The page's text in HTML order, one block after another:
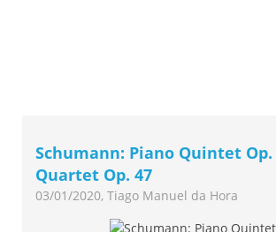
Schumann: Piano Quintet Op.
Quartet Op. 47
03/01/2020, Tiago Manuel da Hora